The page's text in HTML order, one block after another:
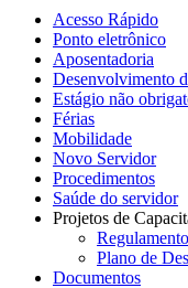
Acesso Rápido
Ponto eletrônico
Aposentadoria
Desenvolvimento
Estágio não
Férias
Mobilidade
Novo Servidor
Procedimentos
Saúde do servidor
Projetos de
Plano de
Documentos